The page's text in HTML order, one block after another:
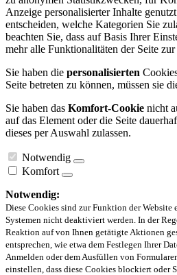
Anzeige personalisierter Inhalte
entscheiden, welche Kategorien Sie
beachten Sie, dass auf Basis Ihrer
mehr alle Funktionalitäten der Seite
Sie haben die personalisierten
Seite betreten zu können, müssen sie
Sie haben das Komfort-Cookie nicht
auf das Element oder die Seite
dieses per Auswahl zulassen.
Notwendig
Komfort
Notwendig:
Diese Cookies sind zur Funktion der
Systemen nicht deaktiviert werden. In der
Reaktion auf von Ihnen getätigte Aktionen
entsprechen, wie etwa dem Festlegen Ihrer
Anmelden oder dem Ausfüllen von
einstellen, dass diese Cookies blockiert oder